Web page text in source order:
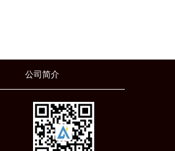
公司简介